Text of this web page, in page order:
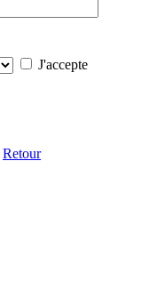
J'accepte
Retour